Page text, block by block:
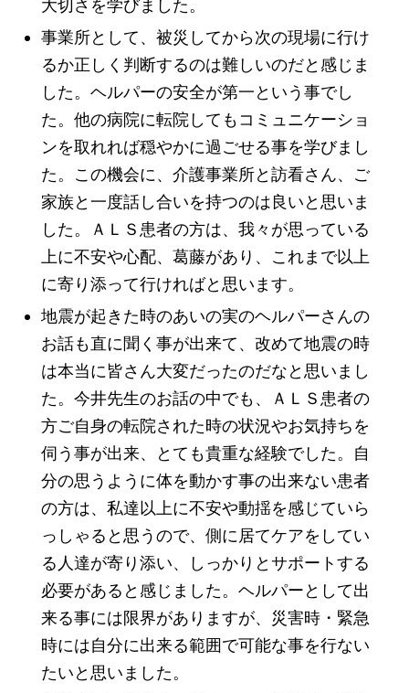
大切さを学びました。
事業所として、被災してから次の現場に行け
るか正しく判断するのは難しいのだと感じま
した。ヘルパーの安全が第一という事でし
た。他の病院に転院してもコミュニケーショ
ンを取れれば穏やかに過ごせる事を学びまし
た。この機会に、介護事業所と訪看さん、ご
家族と一度話し合いを持つのは良いと思いま
した。ＡＬＳ患者の方は、我々が思っている
上に不安や心配、葛藤があり、これまで以上
に寄り添って行ければと思います。
地震が起きた時のあいの実のヘルパーさんの
お話も直に聞く事が出来て、改めて地震の時
は本当に皆さん大変だったのだなと思いまし
た。今井先生のお話の中でも、ＡＬＳ患者の
方ご自身の転院された時の状況やお気持ちを
伺う事が出来、とても貴重な経験でした。自
分の思うように体を動かす事の出来ない患者
の方は、私達以上に不安や動揺を感じていら
っしゃると思うので、側に居てケアをしてい
る人達が寄り添い、しっかりとサポートする
必要があると感じました。ヘルパーとして出
来る事には限界がありますが、災害時・緊急
時には自分に出来る範囲で可能な事を行ない
たいと思いました。